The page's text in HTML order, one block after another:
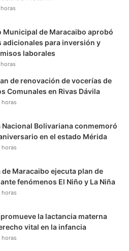
Municipal de Maracaibo aprobó
adicionales para inversión y
laborales
de renovación de vocerías de
Comunales en Rivas Dávila
horas
Nacional Bolivariana conmemoró
en el estado Mérida
horas
Maracaibo ejecuta plan de
fenómenos El Niño y La Niña
horas
promueve la lactancia materna
vital en la infancia
horas